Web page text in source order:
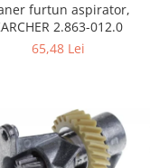
furtun aspirator,
2.863-012.0
65,48 Lei